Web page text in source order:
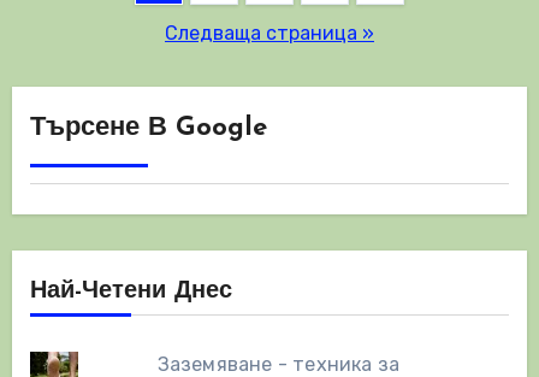
публикациите
на
страници
Следваща страница »
Търсене В Google
Най-Четени Днес
Заземяване - техника за